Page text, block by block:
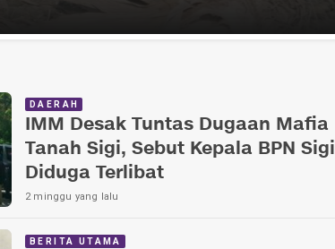
DAERAH
IMM Desak Tuntas Dugaan Mafia
Tanah Sigi, Sebut Kepala BPN Sigi
Diduga Terlibat
2 minggu yang lalu
BERITA UTAMA